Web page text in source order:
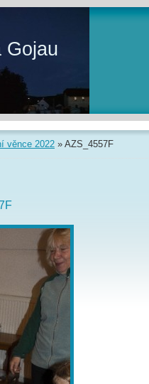
Gojau
věnce 2022 » AZS_4557F